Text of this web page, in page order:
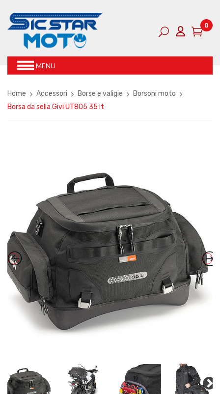
0
MENU
Home Accessori Borse e valigie
Borsoni moto
Borsa da sella Givi UT805 35 lt